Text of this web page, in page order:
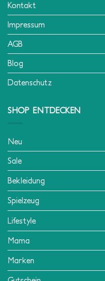
Kontakt
Impressum
AGB
Blog
Datenschutz
SHOP ENTDECKEN
Neu
Sale
Bekleidung
Spielzeug
Lifestyle
Mama
Marken